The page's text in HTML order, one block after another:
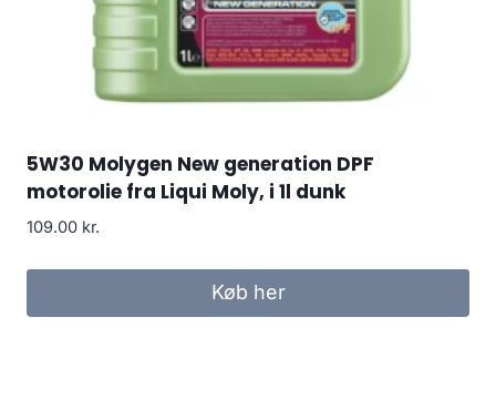
5W30 Molygen New generation DPF
motorolie fra Liqui Moly, i 1l dunk
109.00 kr.
Køb her